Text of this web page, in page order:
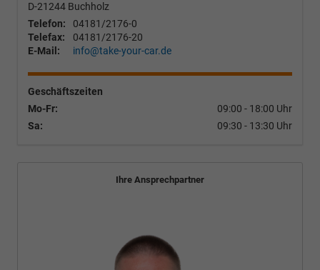
D-21244 Buchholz
Telefon:
04181/2176-0
Telefax:
04181/2176-20
E-Mail:
info@take-your-car.de
Geschäftszeiten
Mo-Fr:
09:00 - 18:00 Uhr
Sa:
09:30 - 13:30 Uhr
Ihre Ansprechpartner